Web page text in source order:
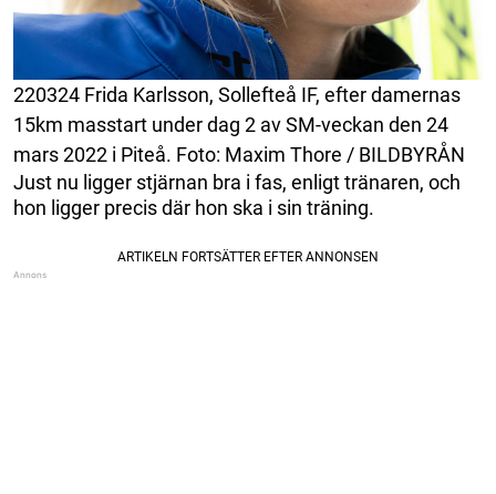
220324 Frida Karlsson, Sollefteå IF, efter damernas
15km masstart under dag 2 av SM-veckan den 24
mars 2022 i Piteå. Foto: Maxim Thore / BILDBYRÅN
Just nu ligger stjärnan bra i fas, enligt tränaren, och
hon ligger precis där hon ska i sin träning.